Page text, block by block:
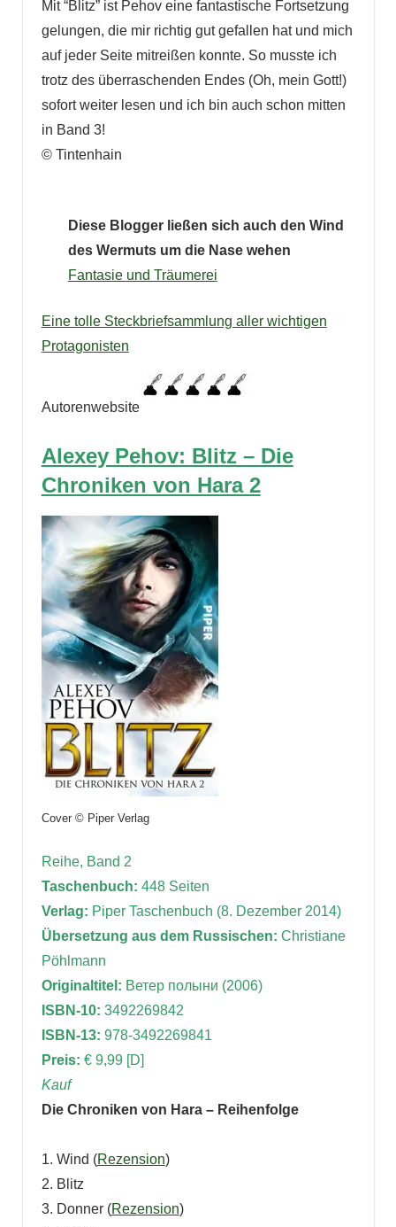
Mit “Blitz” ist Pehov eine fantastische Fortsetzung
gelungen, die mir richtig gut gefallen hat und mich
auf jeder Seite mitreißen konnte. So musste ich
trotz des überraschenden Endes (Oh, mein Gott!)
sofort weiter lesen und ich bin auch schon mitten
in Band 3!
© Tintenhain
Diese Blogger ließen sich auch den Wind
des Wermuts um die Nase wehen
Fantasie und Träumerei
Eine tolle Steckbriefsammlung aller wichtigen
Protagonisten
Autorenwebsite
Alexey Pehov: Blitz – Die
Chroniken von Hara 2
Cover © Piper Verlag
Reihe, Band 2
Taschenbuch: 448 Seiten
Verlag: Piper Taschenbuch (8. Dezember 2014)
Übersetzung aus dem Russischen: Christiane
Pöhlmann
Originaltitel: Ветер полыни (2006)
ISBN-10: 3492269842
ISBN-13: 978-3492269841
Preis: € 9,99 [D]
Kauf
Die Chroniken von Hara – Reihenfolge
1. Wind (Rezension)
2. Blitz
3. Donner (Rezension)